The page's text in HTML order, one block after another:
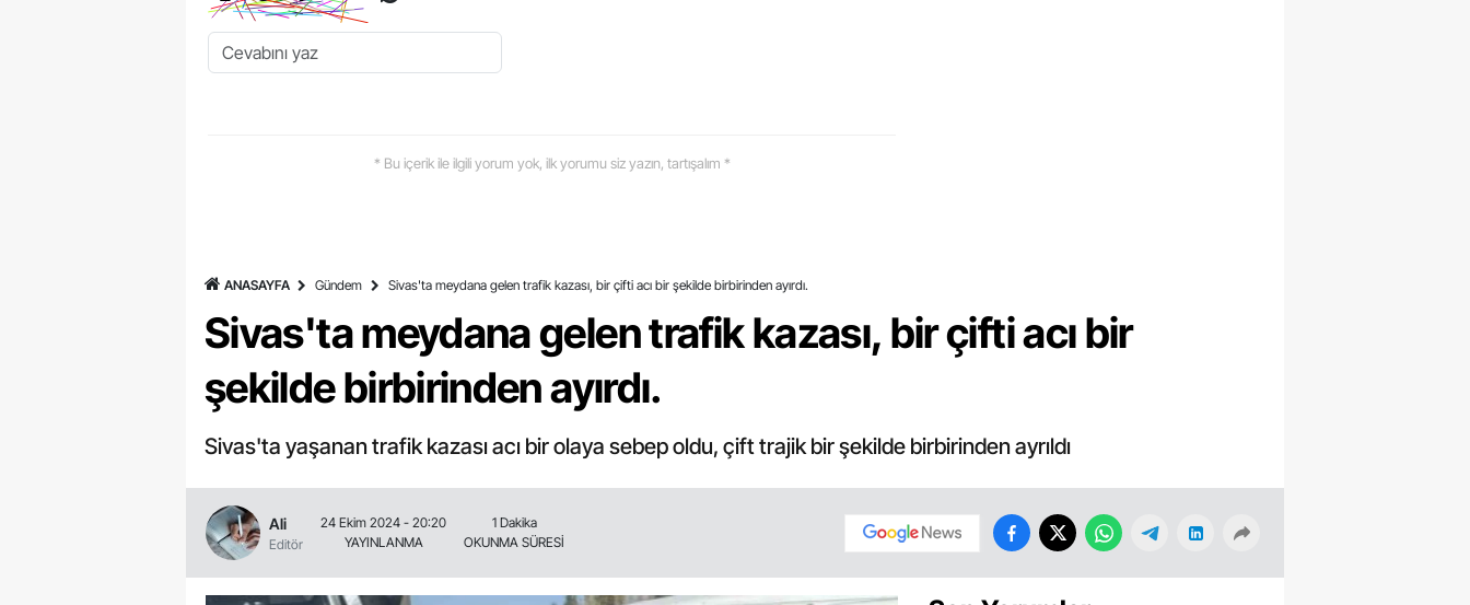
* Bu içerik ile ilgili yorum yok, ilk yorumu siz yazın, tartışalım *
ANASAYFA Gündem Sivas'ta meydana gelen trafik kazası, bir çifti acı bir şekilde birbirinden ayırdı.
Sivas'ta meydana gelen trafik kazası, bir çifti acı bir
şekilde birbirinden ayırdı.
Sivas'ta yaşanan trafik kazası acı bir olaya sebep oldu, çift trajik bir şekilde birbirinden ayrıldı
Ali
Editör
24 Ekim 2024 - 20:20
YAYINLANMA
1 Dakika
OKUNMA SÜRESİ